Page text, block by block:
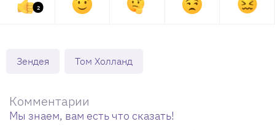
2
Зендея Том Холланд
Комментарии
Мы знаем, вам есть что сказать!